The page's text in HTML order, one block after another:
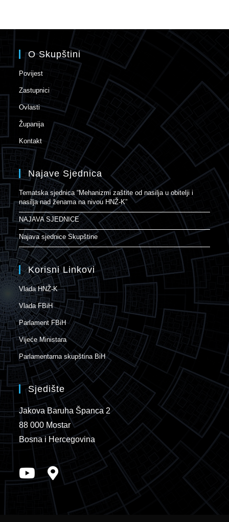
O Skupštini
Povijest
Zastupnici
Ovlasti
Županija
Kontakt
Najave Sjednica
Tematska sjednica “Mehanizmi zaštite od nasilja u obitelji i
nasilja nad ženama na nivou HNŽ-K”
NAJAVA SJEDNICE
Najava sjednice Skupštine
Korisni Linkovi
Vlada HNŽ-K
Vlada FBiH
Parlament FBiH
Vijeće Ministara
Parlamentarna skupština BiH
Sjedište
Jakova Baruha Španca 2
88 000 Mostar
Bosna i Hercegovina